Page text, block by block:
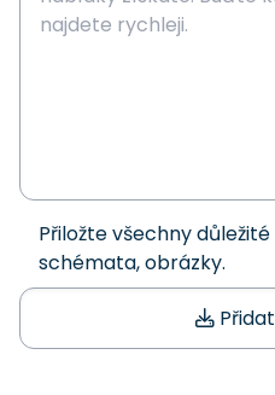
Přiložte všechny
schémata, obrázky.